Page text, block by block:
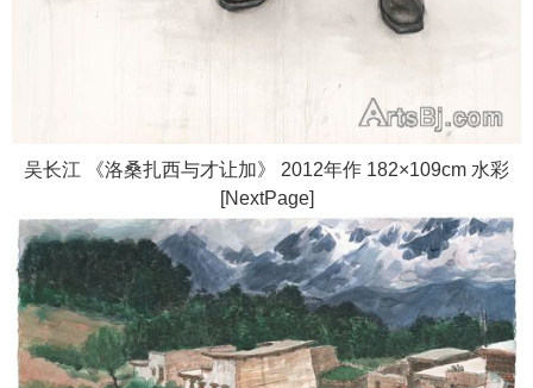
吴长江 《洛桑扎西与才让加》 2012年作 182×109cm 水彩
[NextPage]